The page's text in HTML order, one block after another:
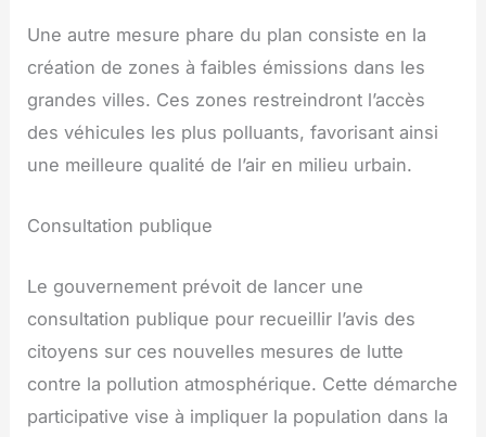
Une autre mesure phare du plan consiste en la
création de zones à faibles émissions dans les
grandes villes. Ces zones restreindront l’accès
des véhicules les plus polluants, favorisant ainsi
une meilleure qualité de l’air en milieu urbain.
Consultation publique
Le gouvernement prévoit de lancer une
consultation publique pour recueillir l’avis des
citoyens sur ces nouvelles mesures de lutte
contre la pollution atmosphérique. Cette démarche
participative vise à impliquer la population dans la